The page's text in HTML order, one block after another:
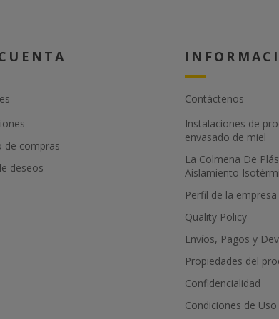
dentro de 10-15 días,
época. Normalmente se aplican
en primavera y otoño.
de compras
deseos
Contáctenos
Instalaciones de
envasado de miel
La Colmena De
Aislamiento
Perfil de la empresa
Quality Policy
Envíos, Pagos y
Propiedades del
Confidencialidad
Condiciones de Uso